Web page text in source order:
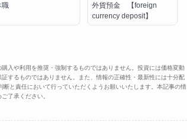
職
外貨預金 【foreign
currency deposit】
入や利用を推奨・強制するものではありません。投資には価格変動
するものではありません。また、情報の正確性・最新性には十分配
と責任において行っていただくようお願いいたします。本記事の情
了承ください。